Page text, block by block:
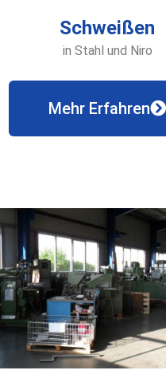
Schweißen
in Stahl und Niro
Mehr Erfahren